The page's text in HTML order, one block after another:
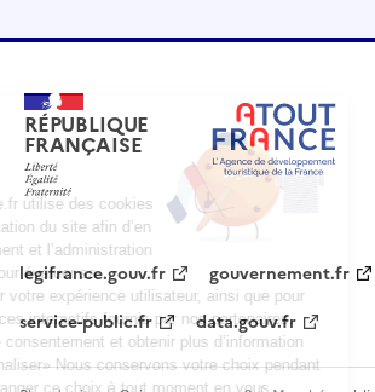
RÉPUBLIQUE
FRANÇAISE
legifrance.gouv.fr
gouvernement.fr
service-public.fr
data.gouv.fr